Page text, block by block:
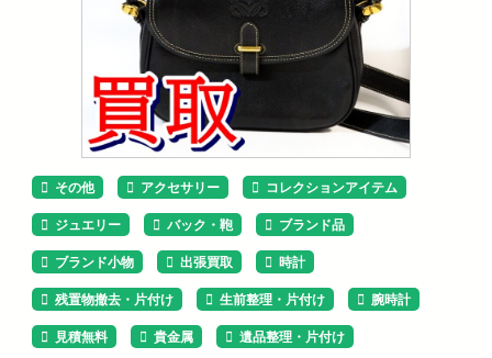
その他 アクセサリー コレクションアイテム
ジュエリー バック・鞄 ブランド品
ブランド小物 出張買取 時計
残置物撤去・片付け 生前整理・片付け 腕時計
見積無料 貴金属 遺品整理・片付け